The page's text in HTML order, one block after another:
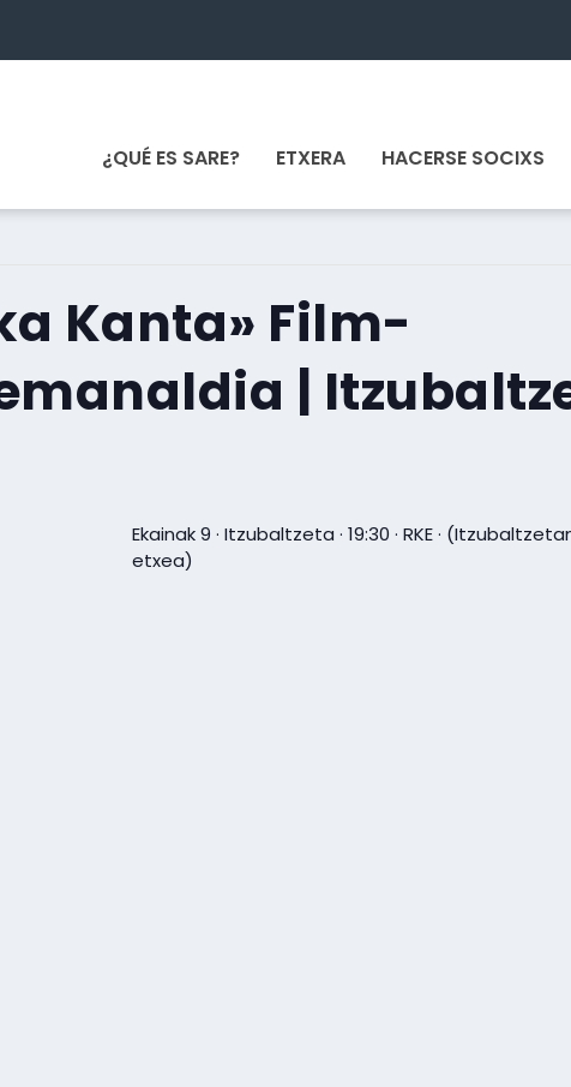
¿QUÉ ES SARE? ETXERA HACERSE SOCIXS
Kanta» Film-
|
Ekainak 9 · Itzubaltzeta · 19:30 · RKE ·
etxea)